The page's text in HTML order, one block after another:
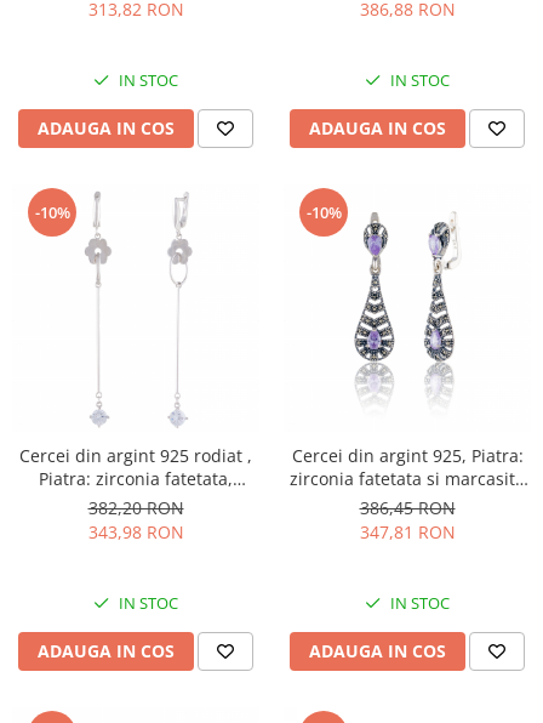
313,82 RON
IN STOC
ADAUGA IN COS
386,88 RON
IN STOC
ADAUGA IN COS
-10%
Cercei din argint 925 rodiat ,
Piatra: zirconia fatetata,
Culoare: alb, Sonis Silver
382,20 RON
343,98 RON
IN STOC
ADAUGA IN COS
-10%
Cercei din argint 925, Piatra:
zirconia fatetata si marcasite
,Culoare : mov,Sonis Silver
386,45 RON
347,81 RON
IN STOC
ADAUGA IN COS